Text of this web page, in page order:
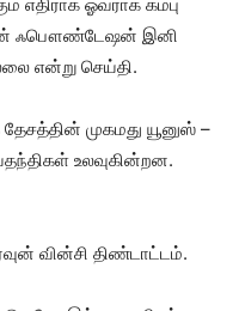
ஃபௌண்டேஷன் இனி
என்று செய்தி.
முகமது யூனுஸ் –
உலவுகின்றன.
வின்சி திண்டாட்டம்.